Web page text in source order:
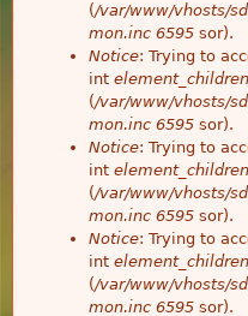
(/var/www/vhosts/
mon.inc 6595 sor).
Notice: Trying to
int
(/var/www/vhosts/
mon.inc 6595 sor).
Notice: Trying to
int
(/var/www/vhosts/
mon.inc 6595 sor).
Notice: Trying to
int
(/var/www/vhosts/
mon.inc 6595 sor).